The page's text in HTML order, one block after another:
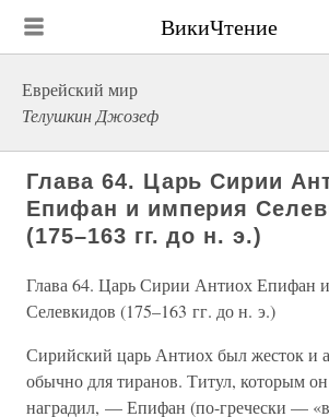
ВикиЧтение
Еврейский мир
Телушкин Джозеф
Глава 64. Царь Сирии
Епифан и империя
(175–163 гг. до н. э.)
Глава 64. Царь Сирии Антиох Епифан
Селевкидов (175–163 гг. до н. э.)
Сирийский царь Антиох был жесток и
обычно для тиранов. Титул, которым он
наградил, — Епифан (по-гречески —